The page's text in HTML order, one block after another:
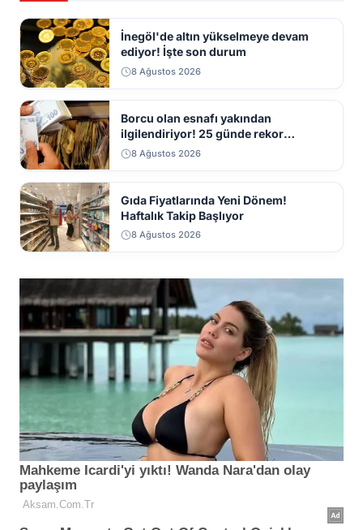
İnegöl'de altın yükselmeye devam
ediyor! İşte son durum
8 Ağustos 2026
Borcu olan esnafı yakından
ilgilendiriyor! 25 günde rekor
başvuru
8 Ağustos 2026
Gıda Fiyatlarında Yeni Dönem!
Haftalık Takip Başlıyor
8 Ağustos 2026